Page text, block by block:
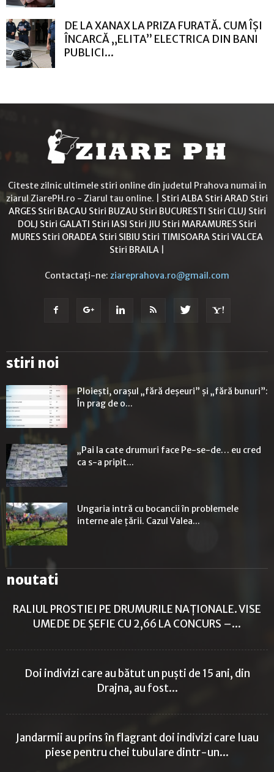
DE LA XANAX LA PRIZA FURATĂ. CUM ÎȘI
ÎNCARCĂ „ELITA” ELECTRICA DIN BANI
PUBLICI...
Citeste zilnic ultimele stiri online din judetul Prahova numai in
ziarul ZiarePH.ro - Ziarul tau online. | Stiri ALBA Stiri ARAD Stiri
ARGES Stiri BACAU Stiri BUZAU Stiri BUCURESTI Stiri CLUJ Stiri
DOLJ Stiri GALATI Stiri IASI Stiri JIU Stiri MARAMURES Stiri
MURES Stiri ORADEA Stiri SIBIU Stiri TIMISOARA Stiri VALCEA
Stiri BRAILA
Contactați-ne: ziareprahova.ro@gmail.com
stiri noi
Ploiești, orașul „fără deșeuri” și „fără bunuri”:
În prag de o...
„Pai la cate drumuri face Pe-se-de… eu cred
ca s-a pripit...
Ungaria intră cu bocancii în problemele
interne ale țării. Cazul Valea...
noutati
RALIUL PROSTIEI PE DRUMURILE NAȚIONALE. VISE
UMEDE DE ȘEFIE CU 2,66 LA CONCURS –...
Doi indivizi care au bătut un puști de 15 ani, din
Drajna, au fost...
Jandarmii au prins în flagrant doi indivizi care luau
piese pentru chei tubulare dintr-un...